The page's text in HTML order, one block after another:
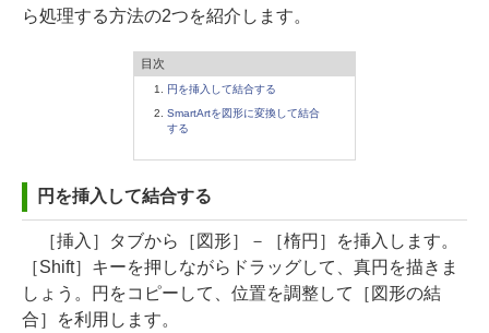
ら処理する方法の2つを紹介します。
目次
円を挿入して結合する
SmartArtを図形に変換して結合
する
円を挿入して結合する
［挿入］タブから［図形］－［楕円］を挿入します。
［Shift］キーを押しながらドラッグして、真円を描きま
しょう。円をコピーして、位置を調整して［図形の結
合］を利用します。